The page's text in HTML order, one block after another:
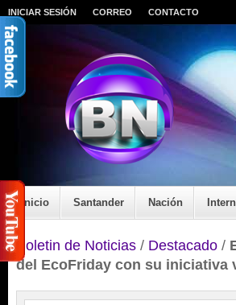
INICIAR SESIÓN CORREO CONTACTO
Inicio Santander Nación
Boletin de Noticias / Destacado /
del EcoFriday con su iniciativa